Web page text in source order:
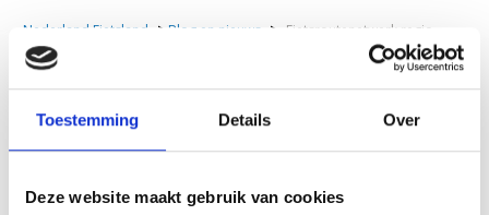
Toestemming Details Over
Deze website maakt gebruik van cookies
Nederland Fietsland >Blog en nieuws >
Fietsroutenetwerk regio
Gooi & Vecht vernieuwd
Fietsroutenetwerk regio Gooi
& Vecht vernieuwd